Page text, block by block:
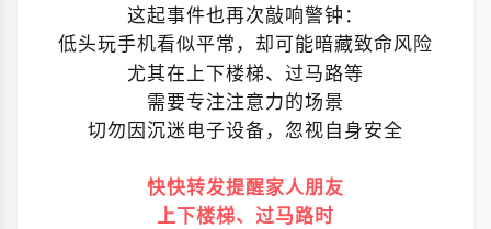
这起事件也再次敲响警钟：
低头玩手机看似平常，却可能暗藏致命风险
尤其在上下楼梯、过马路等
需要专注注意力的场景
切勿因沉迷电子设备，忽视自身安全
快快转发提醒家人朋友
上下楼梯、过马路时